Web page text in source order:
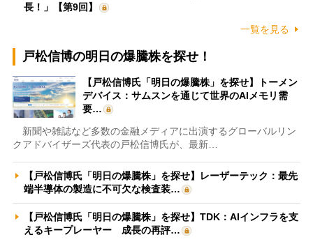
長！」【第9回】
一覧を見る
戸松信博の明日の爆騰株を探せ！
【戸松信博氏「明日の爆騰株」を探せ】トーメン
デバイス：サムスンを通じて世界のAIメモリ需
要…
新聞や雑誌など多数の金融メディアに出演するグローバルリン
クアドバイザーズ代表の戸松信博氏が、最新…
【戸松信博氏「明日の爆騰株」を探せ】レーザーテック：最先
端半導体の製造に不可欠な検査装…
【戸松信博氏「明日の爆騰株」を探せ】TDK：AIインフラを支
えるキープレーヤー 成長の再評…